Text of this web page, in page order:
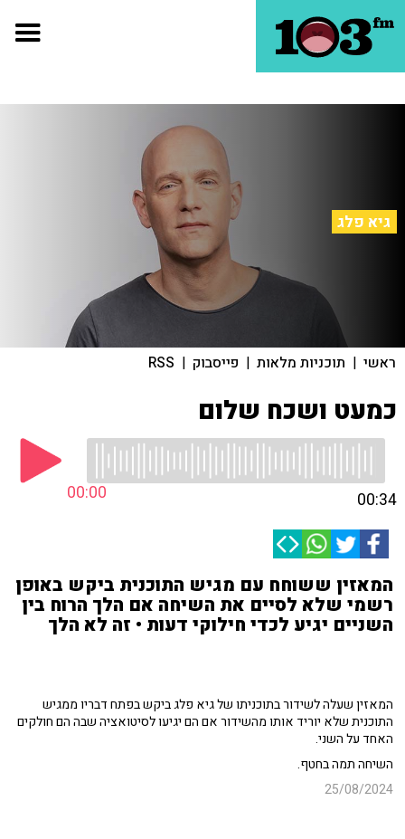
גיא פלג
ראשי | תוכניות מלאות | פייסבוק |
RSS
כמעט ושכח שלום
00:00 00:34
המאזין ששוחח עם מגיש התוכנית ביקש באופן
רשמי שלא לסיים את השיחה אם הלך הרוח בין
השניים יגיע לכדי חילוקי דעות • זה לא הלך
המאזין שעלה לשידור בתוכניתו של גיא פלג ביקש בפתח דבריו ממגיש
התוכנית שלא יוריד אותו מהשידור אם הם יגיעו לסיטואציה שבה הם חולקים
האחד על השני.
השיחה תמה בחטף.
25/08/2024